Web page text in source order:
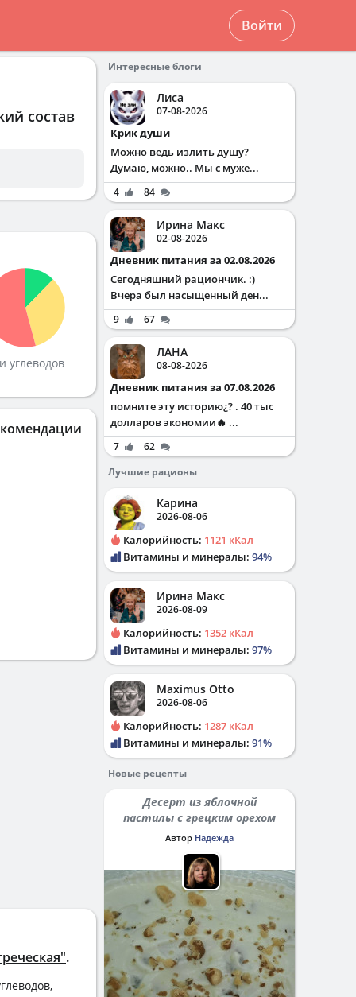
Войти
состав
.
углеводов
Интересные блоги
Лиса
07-08-2026
Крик души
Можно ведь излить душу?
Думаю, можно.. Мы с муже...
4 84
Ирина Макс
02-08-2026
Дневник питания за 02.08.2026
Сегодняшний рациончик. :)
Вчера был насыщенный ден...
9 67
ЛАНА
08-08-2026
Дневник питания за 07.08.2026
помните эту историю¿? . 40 тыс
долларов экономии🔥 ...
7
62
Лучшие рационы
Карина
2026-08-06
Калорийность: 1121 кКал
Витамины и минералы: 94%
Ирина Макс
2026-08-09
Калорийность: 1352 кКал
Витамины и минералы: 97%
Maximus Otto
2026-08-06
Калорийность: 1287 кКал
Витамины и минералы: 91%
Новые рецепты
Десерт из яблочной
пастилы с грецким орехом
Автор Надежда